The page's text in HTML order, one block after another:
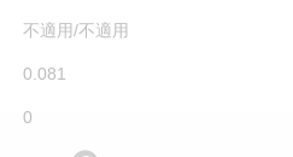
不適用/不適用
0.081
0